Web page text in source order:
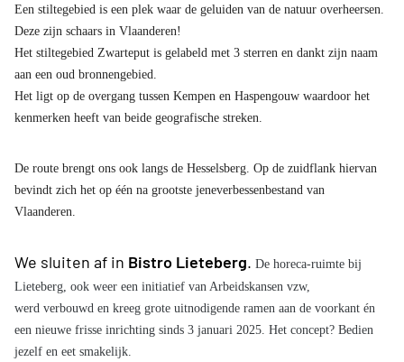
Een stiltegebied is een plek waar de geluiden van de natuur overheersen.
Deze zijn schaars in Vlaanderen!
Het stiltegebied Zwarteput is gelabeld met 3 sterren en dankt zijn naam
aan een oud bronnengebied.
Het ligt op de overgang tussen Kempen en Haspengouw waardoor het
kenmerken heeft van beide geografische streken.
De route brengt ons ook langs de Hesselsberg. Op de zuidflank hiervan
bevindt zich het op één na grootste jeneverbessenbestand van
Vlaanderen.
We sluiten af in Bistro Lieteberg. De horeca-ruimte bij
Lieteberg, ook weer een initiatief van Arbeidskansen vzw,
werd verbouwd en kreeg grote uitnodigende ramen aan de voorkant én
een nieuwe frisse inrichting sinds 3 januari 2025. Het concept? Bedien
jezelf en eet smakelijk.